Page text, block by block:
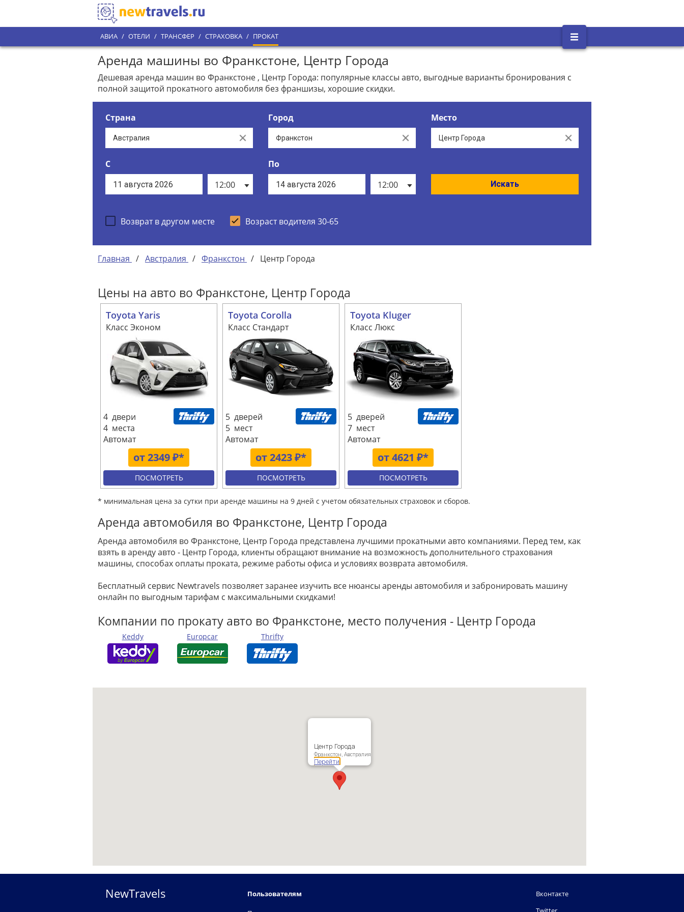
АВИА / ОТЕЛИ / ТРАНСФЕР / СТРАХОВКА / ПРОКАТ
Аренда машины во Франкстоне, Центр Города
Дешевая аренда машин во Франкстоне , Центр Города: популярные классы авто, выгодные варианты бронирования с
полной защитой прокатного автомобиля без франшизы, хорошие скидки.
Страна
Clear
Город
Clear
Место
Clear
С
12:00
По
12:00
Искать
Возврат в другом месте Возраст водителя 30-65
Главная / Австралия / Франкстон / Центр Города
Цены на авто во Франкстоне, Центр Города
Toyota Yaris
Класс Эконом
от 2349 ₽*
4 двери
4 места
Автомат
ПОСМОТРЕТЬ
Toyota Corolla
Класс Стандарт
от 2423 ₽*
5 дверей
5 мест
Автомат
ПОСМОТРЕТЬ
Toyota Kluger
Класс Люкс
от 4621 ₽*
5 дверей
7 мест
Автомат
ПОСМОТРЕТЬ
* минимальная цена за сутки при аренде машины на 9 дней с учетом обязательных страховок и сборов.
Аренда автомобиля во Франкстоне, Центр Города
Аренда автомобиля во Франкстоне, Центр Города представлена лучшими прокатными авто компаниями. Перед тем, как
взять в аренду авто - Центр Города, клиенты обращают внимание на возможность дополнительного страхования
машины, способах оплаты проката, режиме работы офиса и условиях возврата автомобиля.
Бесплатный сервис Newtravels позволяет заранее изучить все нюансы аренды автомобиля и забронировать машину
онлайн по выгодным тарифам с максимальными скидками!
Компании по прокату авто во Франкстоне, место получения - Центр Города
Keddy Europcar Thrifty
Центр Города
Франкстон, Австралия
Перейти
NewTravels Пользователям
Вконтакте